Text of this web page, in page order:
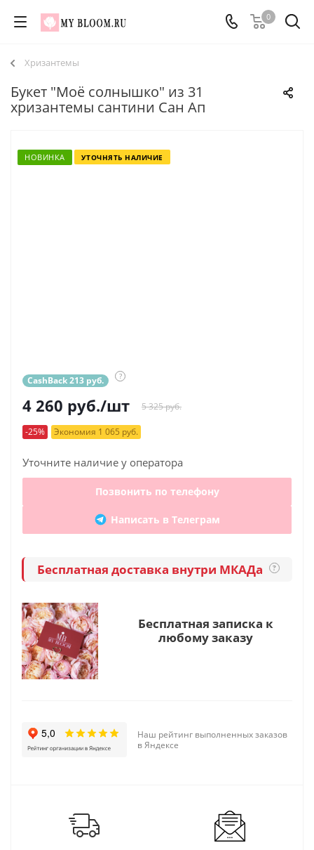
0
Хризантемы
Букет "Моё солнышко" из 31
хризантемы сантини Сан Ап
НОВИНКА УТОЧНЯТЬ НАЛИЧИЕ
CashBack 213 руб. ?
4 260 руб./шт 5 325 руб.
-25% Экономия 1 065 руб.
Уточните наличие у оператора
Позвонить по телефону
Написать в Телеграм
Бесплатная доставка внутри МКАДа ?
Бесплатная записка к
любому заказу
Наш рейтинг выполненных заказов
в Яндексе